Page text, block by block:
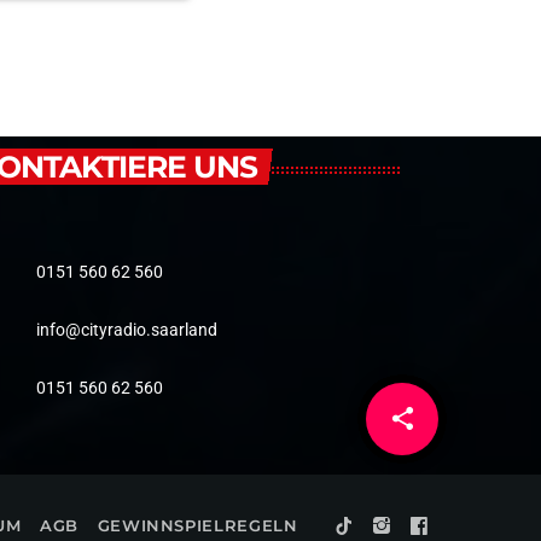
share
email
UNS
0151 560 62 560
info@cityradio.saarland
0151 560 62 560
AGB GEWINNSPIELREGELN